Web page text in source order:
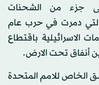
جزء من الشحنات
التي دمرت في حرب عام
الاسرائيلية باقتطاع
أنفاق تحت الارض.
الخاص للامم المتحدة